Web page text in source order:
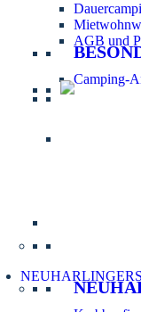
AGB und
Camping-